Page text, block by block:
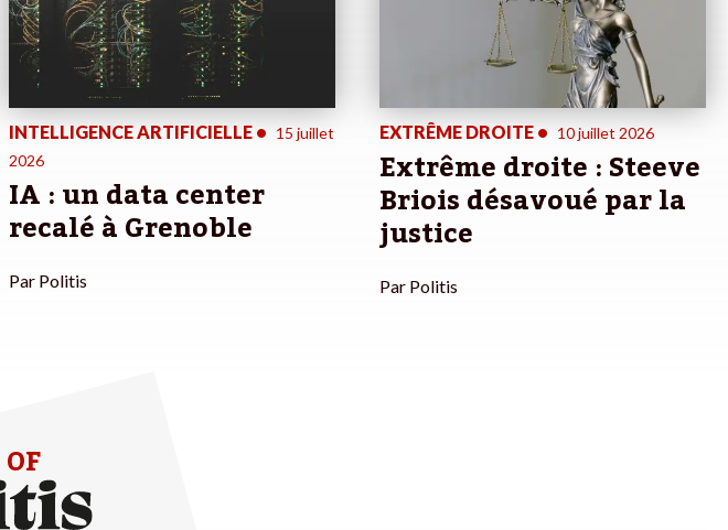
INTELLIGENCE ARTIFICIELLE • 15 juillet
2026
IA : un data center
recalé à Grenoble
Par Politis
EXTRÊME DROITE • 10 juillet 2026
Extrême droite : Steeve
Briois désavoué par la
justice
Par Politis